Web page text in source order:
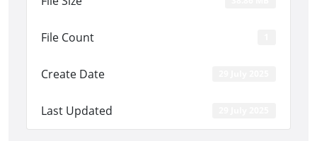
File Count
Create Date
Last Updated